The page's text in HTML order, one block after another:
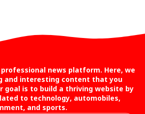
news platform. Here, we
and interesting content that you
goal is to build a thriving website by
to technology, automobiles,
and sports.